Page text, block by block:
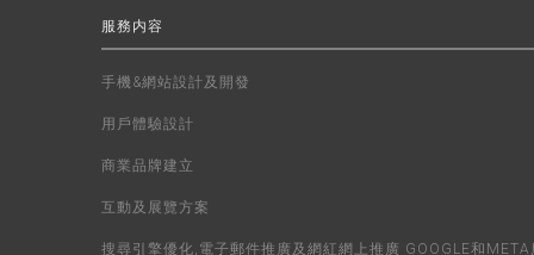
服務内容
手機&網站設計及開發
用戶體驗設計
商業品牌建立
互動及展覽方案
搜尋引擎優化,電子郵件推廣及網紅網上推廣 GOOGLE和META